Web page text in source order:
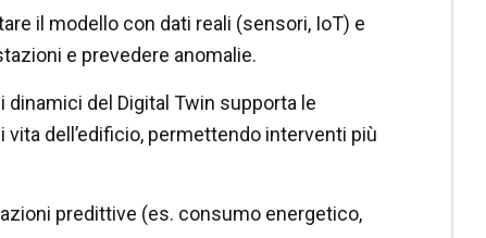
il modello con dati reali (sensori, IoT) e
e prevedere anomalie.
dinamici del Digital Twin supporta le
dell’edificio, permettendo interventi più
predittive (es. consumo energetico,